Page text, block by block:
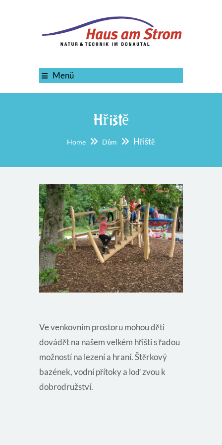
Menü
Hřiště
Home Dům Hřiště
Ve venkovním prostoru mohou děti
dovádět na našem velkém hřišti s řadou
možností na lezení a hraní. Štěrkový
bazének, vodní přítoky a loď zvou k
dobrodružství.